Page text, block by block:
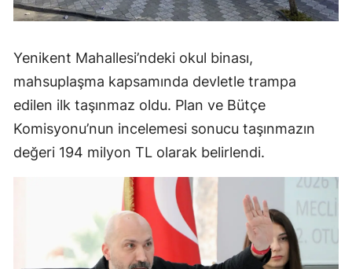
Yenikent Mahallesi’ndeki okul binası,
mahsuplaşma kapsamında devletle trampa
edilen ilk taşınmaz oldu. Plan ve Bütçe
Komisyonu’nun incelemesi sonucu taşınmazın
değeri 194 milyon TL olarak belirlendi.